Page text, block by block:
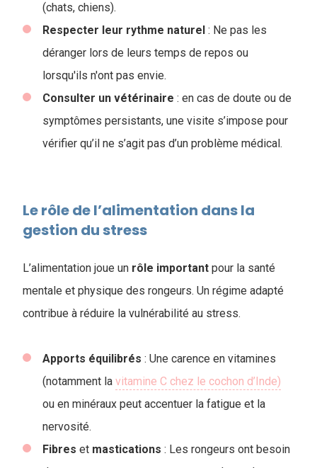
(chats, chiens).
Respecter leur rythme naturel : Ne pas les
déranger lors de leurs temps de repos ou
lorsqu'ils n'ont pas envie.
Consulter un vétérinaire : en cas de doute ou de
symptômes persistants, une visite s’impose pour
vérifier qu’il ne s’agit pas d’un problème médical.
Le rôle de l’alimentation dans la
gestion du stress
L’alimentation joue un rôle important pour la santé
mentale et physique des rongeurs. Un régime adapté
contribue à réduire la vulnérabilité au stress.
Apports équilibrés : Une carence en vitamines
(notamment la vitamine C chez le cochon d’Inde)
ou en minéraux peut accentuer la fatigue et la
nervosité.
Fibres et mastications : Les rongeurs ont besoin